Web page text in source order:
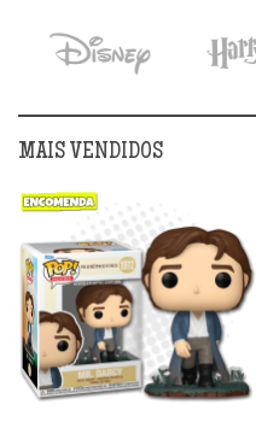
MAIS VENDIDOS